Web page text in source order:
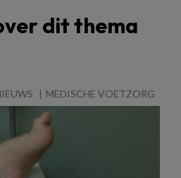
dit thema
MEDISCHE VOETZORG